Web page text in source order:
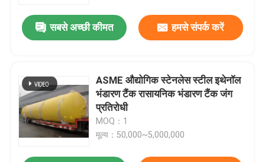
सबसे अच्छी कीमत हमसे संपर्क करें
ASME औद्योगिक स्टेनलेस स्टील इथेनॉल
भंडारण टैंक रासायनिक भंडारण टैंक जंग
प्रतिरोधी
MOQ：1
मूल्य：50,000~5,000,000